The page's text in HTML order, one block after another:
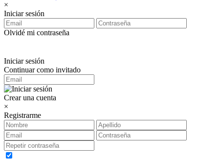
×
Iniciar sesión
Olvidé mi contraseña
Iniciar sesión
Continuar como invitado
Crear una cuenta
×
Registrarme